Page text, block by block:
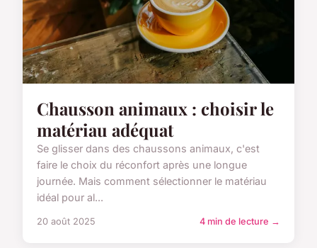
Chausson animaux : choisir le
matériau adéquat
Se glisser dans des chaussons animaux, c'est
faire le choix du réconfort après une longue
journée. Mais comment sélectionner le matériau
idéal pour al...
20 août 2025 4 min de lecture →